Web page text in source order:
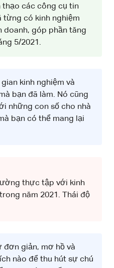
thạo các công cụ tin
từng có kinh nghiệm
doanh, góp phần tăng
5/2021.
kinh nghiệm và
bạn đã làm. Nó cũng
những con số cho nhà
bạn có thể mang lại
thực tập với kinh
năm 2021. Thái độ
đơn giản, mơ hồ và
nào để thu hút sự chú